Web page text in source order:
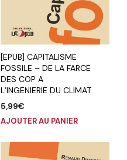
[EPUB] CAPITALISME
FOSSILE – DE LA FARCE
DES COP A
L’INGENIERIE DU CLIMAT
5,99€
AJOUTER AU PANIER